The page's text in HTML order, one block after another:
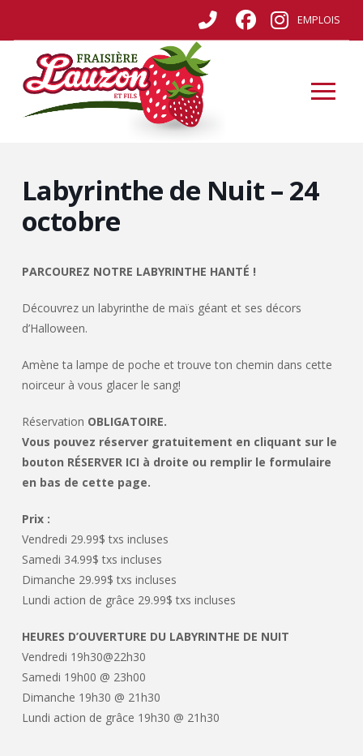
EMPLOIS
Labyrinthe de Nuit – 24
octobre
PARCOUREZ NOTRE LABYRINTHE HANTÉ !
Découvrez un labyrinthe de maïs géant et ses décors
d’Halloween.
Amène ta lampe de poche et trouve ton chemin dans cette
noirceur à vous glacer le sang!
Réservation OBLIGATOIRE.
Vous pouvez réserver gratuitement en cliquant sur le
bouton RÉSERVER ICI à droite ou remplir le formulaire
en bas de cette page.
Prix :
Vendredi 29.99$ txs incluses
Samedi 34.99$ txs incluses
Dimanche 29.99$ txs incluses
Lundi action de grâce 29.99$ txs incluses
HEURES D’OUVERTURE DU LABYRINTHE DE NUIT
Vendredi 19h30@22h30
Samedi 19h00 @ 23h00
Dimanche 19h30 @ 21h30
Lundi action de grâce 19h30 @ 21h30